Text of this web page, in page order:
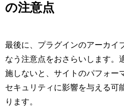
の注意点
最後に、プラグインのアーカイ
なう注意点をおさらいします。
施しないと、サイトのパフォー
セキュリティに影響を与える可
ります。